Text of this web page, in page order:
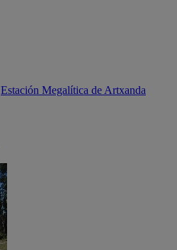
Estación Megalítica de Artxanda